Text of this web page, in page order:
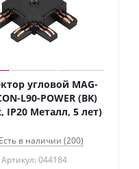
угловой MAG-
L90-POWER (BK)
IP20 Металл, 5 лет)
Есть в наличии (200)
Артикул: 044184